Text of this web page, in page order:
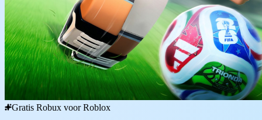
Gratis Robux voor Roblox